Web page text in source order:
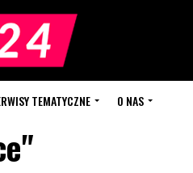
TEMATYCZNE O NAS